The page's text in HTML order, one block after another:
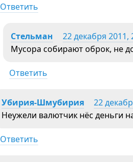
Ответить
Стельман 22 декабря 2011,
Мусора собирают оброк, не
Ответить
Убирия-Шмубирия 22
Неужели валютчик нёс деньги
Ответить